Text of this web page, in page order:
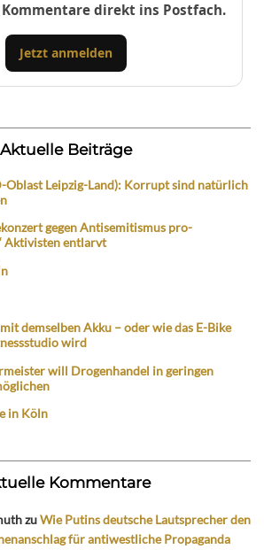
direkt ins Postfach.
Jetzt anmelden
Aktuelle Beiträge
Oblast Leipzig-Land): Korrupt sind natürlich
gegen Antisemitismus pro-
Aktivisten entlarvt
demselben Akku – oder wie das E-Bike
wird
will Drogenhandel in geringen
in Köln
Kommentare
zuWie Putins deutsche Lautsprecher den
für antiwestliche Propaganda